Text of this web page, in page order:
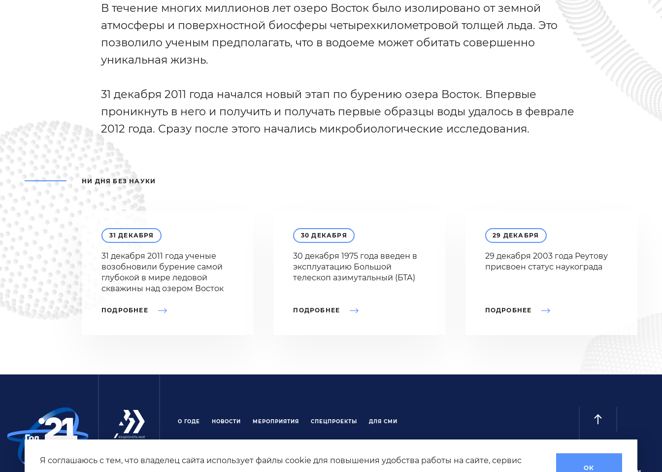
В течение многих миллионов лет озеро Восток было изолировано от земной
атмосферы и поверхностной биосферы четырехкилометровой толщей льда. Это
позволило ученым предполагать, что в водоеме может обитать совершенно
уникальная жизнь.
31 декабря 2011 года начался новый этап по бурению озера Восток. Впервые
проникнуть в него и получить и получать первые образцы воды удалось в феврале
2012 года. Сразу после этого начались микробиологические исследования.
НИ ДНЯ БЕЗ НАУКИ
31 ДЕКАБРЯ
31 декабря 2011 года ученые
возобновили бурение самой
глубокой в мире ледовой
скважины над озером Восток
ПОДРОБНЕЕ
30 ДЕКАБРЯ
30 декабря 1975 года введен в
эксплуатацию Большой
телескоп азимутальный (БТА)
ПОДРОБНЕЕ
29 ДЕКАБРЯ
29 декабря 2003 года Реутову
присвоен статус наукограда
ПОДРОБНЕЕ
О ГОДЕ НОВОСТИ МЕРОПРИЯТИЯ СПЕЦПРОЕКТЫ ДЛЯ СМИ
собрана основная информация о главных новостях, онлайн-трансляциях, акциях
и мероприятиях Года науки и технологий. Сайт создан при поддержке
Я соглашаюсь с тем, что владелец сайта использует файлы cookie для повышения удобства работы на сайте, сервис
ОК